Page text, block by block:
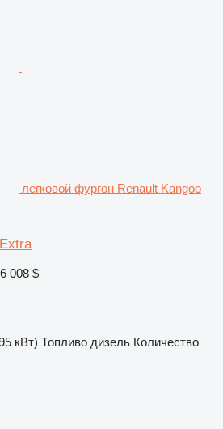
легковой фургон Renault Kangoo
008 $
кВт) Топливо дизель Количество